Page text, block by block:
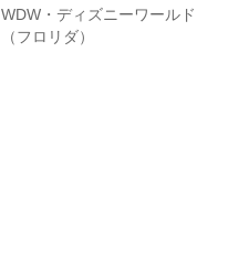
WDW・ディズニーワールド
（フロリダ）